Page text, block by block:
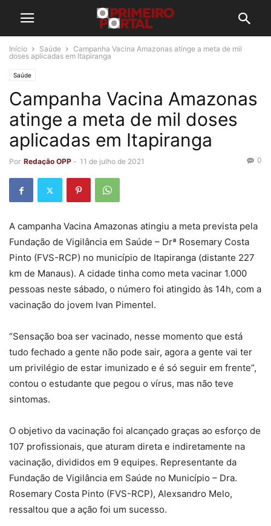
Início Saúde
Campanha Vacina Amazonas atinge a meta de mil
doses aplicadas em Itapiranga
Saúde
Campanha Vacina Amazonas
atinge a meta de mil doses
aplicadas em Itapiranga
Por Redação OPP - 11 de julho de 2021 0
A campanha Vacina Amazonas atingiu a meta prevista pela
Fundação de Vigilância em Saúde – Drª Rosemary Costa
Pinto (FVS-RCP) no município de Itapiranga (distante 227
km de Manaus). A cidade tinha como meta vacinar 1.000
pessoas neste sábado, o número foi atingido às 14h, com a
vacinação do jovem Ivan Pimentel.
“Sensação boa ser vacinado, nesse momento que está
tudo fechado a gente não pode sair, agora a gente vai ter
um privilégio de estar imunizado e é só seguir em frente”,
contou o estudante que pegou o vírus, mas não teve
sintomas.
O objetivo da vacinação foi alcançado graças ao esforço de
107 profissionais, que aturam direta e indiretamente na
vacinação, divididos em 9 equipes. Representante da
Fundação de Vigilância em Saúde no Município – Dra.
Rosemary Costa Pinto (FVS-RCP), Alexsandro Melo,
ressaltou que a ação foi um sucesso.